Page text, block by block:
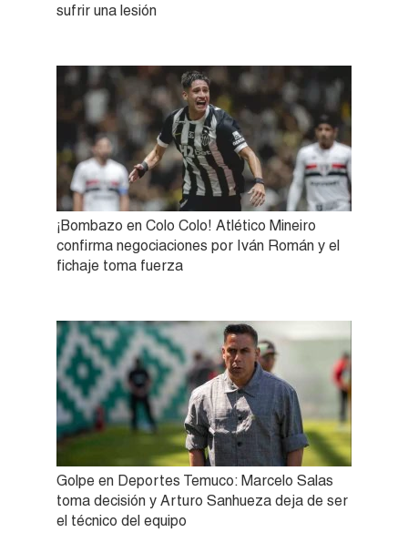
sufrir una lesión
¡Bombazo en Colo Colo! Atlético Mineiro
confirma negociaciones por Iván Román y el
fichaje toma fuerza
Golpe en Deportes Temuco: Marcelo Salas
toma decisión y Arturo Sanhueza deja de ser
el técnico del equipo